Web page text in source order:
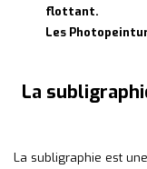
flottant.
Les
La
La subligraphie est